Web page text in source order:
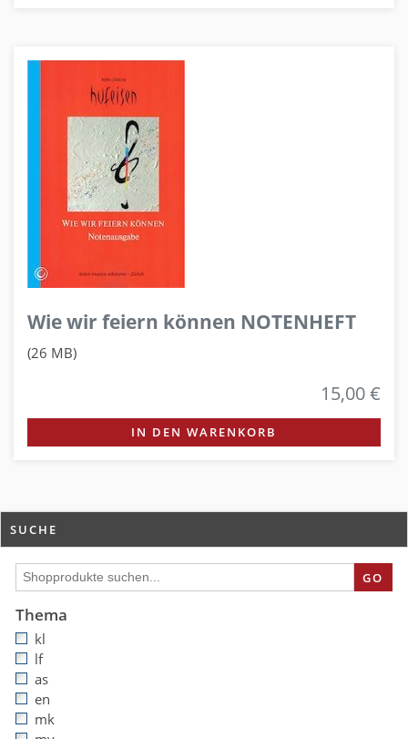
Wie wir feiern können NOTENHEFT
(26 MB)
15,00 €
IN DEN WARENKORB
SUCHE
GO
Thema
kl
lf
as
en
mk